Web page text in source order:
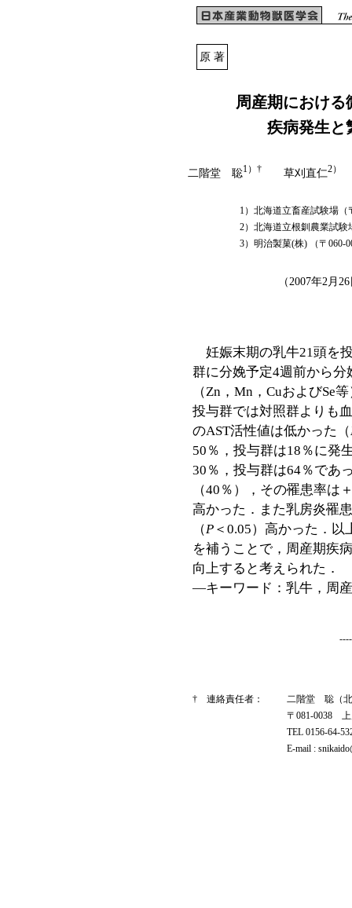
原 著
周産期におけ
疾病発生と
二階堂 聡1）† 草刈直仁2）
1）北海道立畜産試験場
2）北海道立根釧農業試
3）明治製菓(株) （〒
（2007年2月
妊娠末期の乳牛21頭を
群に分娩予定4週前から
（Zn，Mn，CuおよびSe
投与群では対照群よりも
のAST活性値は低かった（
50％，投与群は18％に発
30％，投与群は64％であ
（40％），その罹患率は
高かった．また乳房炎罹
（P ＜0.05）高かった．
を補うことで，周産期疾
向上すると考えられた．
―キーワード：乳牛，周
† 連絡責任者：
二階堂 聡（北
〒081-0038 上
TEL 0156-64-
E-mail :